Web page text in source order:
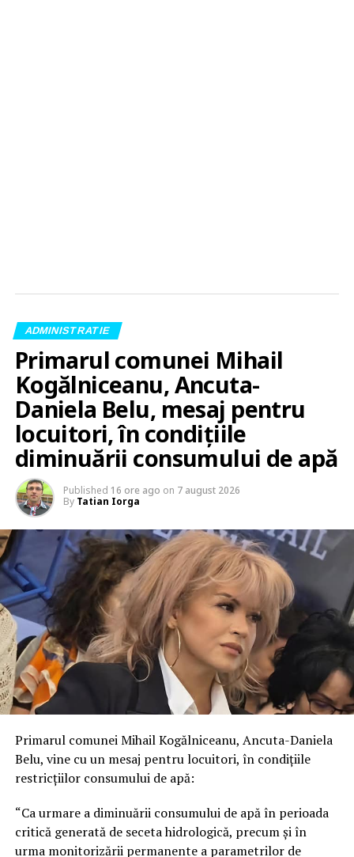
ADMINISTRATIE
Primarul comunei Mihail
Kogălniceanu, Ancuta-
Daniela Belu, mesaj pentru
locuitori, în condițiile
diminuării consumului de apă
Published 16 ore ago on 7 august 2026
By Tatian Iorga
Primarul comunei Mihail Kogălniceanu, Ancuta-Daniela
Belu, vine cu un mesaj pentru locuitori, în condițiile
restricțiilor consumului de apă:
“Ca urmare a diminuării consumului de apă în perioada
critică generată de seceta hidrologică, precum și în
urma monitorizării permanente a parametrilor de